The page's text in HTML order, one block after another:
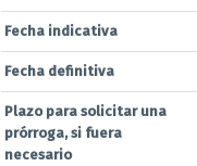
Fecha indicativa
Fecha definitiva
Plazo para solicitar una
prórroga, si fuera
necesario